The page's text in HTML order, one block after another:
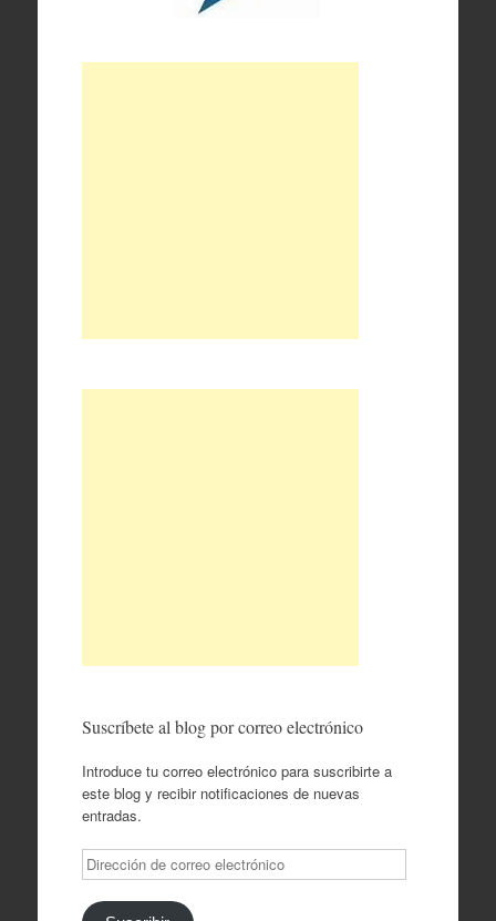
Suscríbete al blog por correo electrónico
Introduce tu correo electrónico para suscribirte a
este blog y recibir notificaciones de nuevas
entradas.
Dirección
de
correo